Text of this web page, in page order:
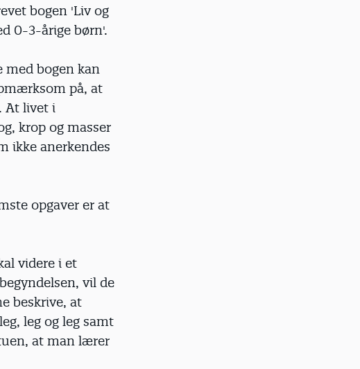
bogen 'Liv og
0-3-årige børn'.
bogen kan
på, at
At livet i
krop og masser
ikke anerkendes
opgaver er at
videre i et
vil de
beskrive, at
leg og leg samt
at man lærer